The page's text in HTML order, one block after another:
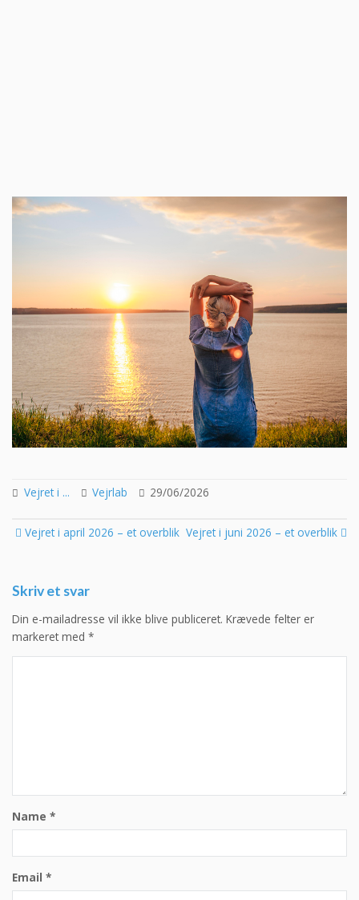
Vejret i ... Vejrlab 29/06/2026
Post
Vejret i april 2026 – et overblik Vejret i juni 2026 – et overblik
Skriv et svar
Din e-mailadresse vil ikke blive publiceret. Krævede felter er
markeret med *
Name *
Email *